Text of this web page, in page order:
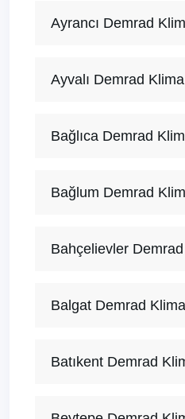
Ayrancı Demrad
Ayvalı Demrad
Bağlıca Demrad
Bağlum Demrad
Bahçelievler
Balgat Demrad
Batıkent Demrad